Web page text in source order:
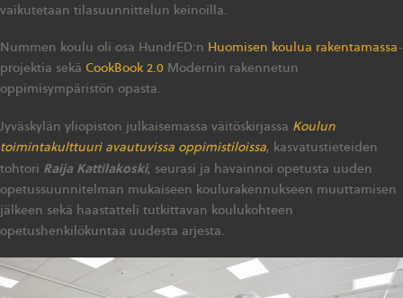
vaikutetaan tilasuunnittelun keinoilla.
Nummen koulu oli osa HundrED:n Huomisen koulua rakentamassa-
projektia sekä CookBook 2.0 Modernin rakennetun
oppimisympäristön opasta.
Jyväskylän yliopiston julkaisemassa väitöskirjassa Koulun
toimintakulttuuri avautuvissa oppimistiloissa, kasvatustieteiden
tohtori Raija Kattilakoski, seurasi ja havainnoi opetusta uuden
opetussuunnitelman mukaiseen koulurakennukseen muuttamisen
jälkeen sekä haastatteli tutkittavan koulukohteen
opetushenkilökuntaa uudesta arjesta.